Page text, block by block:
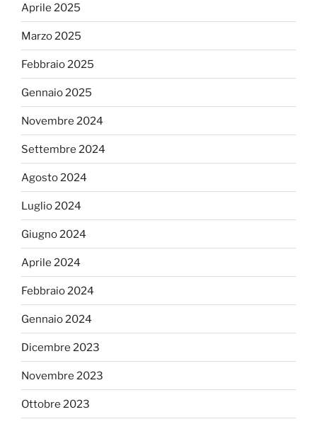
Aprile 2025
Marzo 2025
Febbraio 2025
Gennaio 2025
Novembre 2024
Settembre 2024
Agosto 2024
Luglio 2024
Giugno 2024
Aprile 2024
Febbraio 2024
Gennaio 2024
Dicembre 2023
Novembre 2023
Ottobre 2023